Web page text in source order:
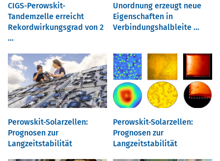
CIGS-Perowskit-
Tandemzelle erreicht
Rekordwirkungsgrad von 2
...
Unordnung erzeugt neue
Eigenschaften in
Verbindungshalbleite ...
Perowskit-Solarzellen:
Prognosen zur
Langzeitstabilität
Perowskit-Solarzellen:
Prognosen zur
Langzeitstabilität